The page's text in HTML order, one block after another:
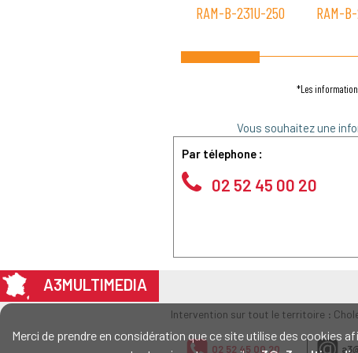
Merci de prendre en considération que ce site utilise des cookies
RAM-B-231U-250
RAM-
*Les
Vous souhaitez une
Par télephone :
02 52 45 00 20
A3MULTIMEDIA
Intervention sur tout le territoire :
02 52 45 00 20